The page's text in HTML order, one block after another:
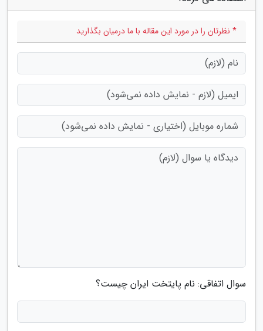
* نظرتان را در مورد این مقاله با ما درمیان بگذارید
سوال اتفاقی: نام پایتخت ایران چیست؟